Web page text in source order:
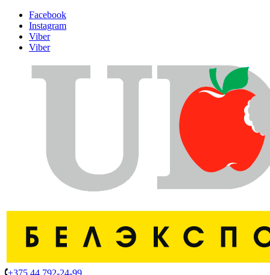
Facebook
Instagram
Viber
Viber
+375 44 792-24-99